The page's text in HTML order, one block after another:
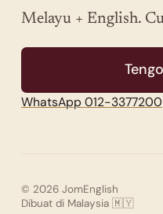
Melayu + English.
WhatsApp 012-3377200
© 2026 JomEnglish
Dibuat di Malaysia 🇲🇾